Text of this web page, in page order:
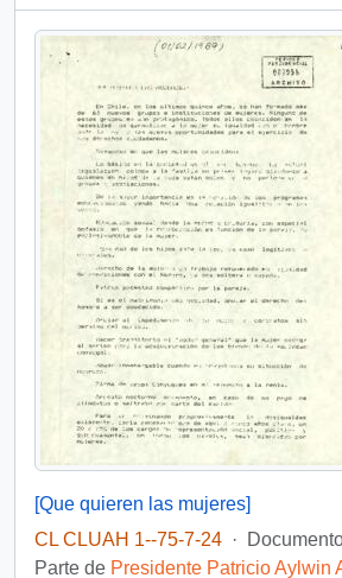
[Que quieren las mujeres]
CL CLUAH 1--75-7-24 ·
Parte de Presidente Patricio Aylwin